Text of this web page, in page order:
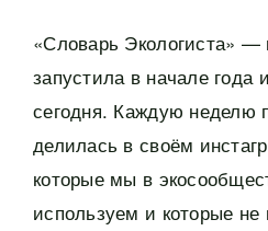
«Словарь Экологиста» —
запустила в начале года
сегодня. Каждую неделю
делилась в своём
которые мы в
используем и которые не